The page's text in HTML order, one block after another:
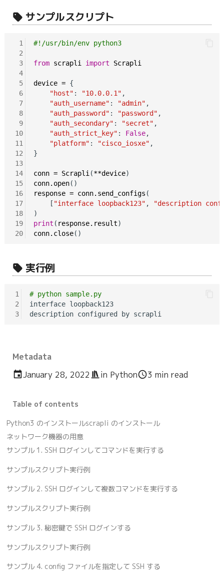
Metadata
January 28, 2022
in Python 3 min read
Table of contents
Python3 のインストールscrapli のインストール
ネットワーク機器の用意
サンプル 1. SSH ログインしてコマンドを実行する
サンプルスクリプト実行例
サンプル 2. SSH ログインして複数コマンドを実行する
サンプルスクリプト実行例
サンプル 3. 秘密鍵で SSH ログインする
サンプルスクリプト実行例
サンプル 4. config ファイルを指定して SSH する
サンプルスクリプト
1
2
3
4
5
6
7
8
9
10
11
12
13
14
15
16
17
18
19
20
#!/usr/bin/env python3
from scrapli import Scrapli
device = {
"host" : "10.0.0.1" ,
"auth_username" : "admin" ,
"auth_password" : "password" ,
"auth_secondary" : "secret" ,
"auth_strict_key" : False,
"platform" : "cisco_iosxe" ,
}
conn = Scrapli (**device
conn.open
response = conn.send_configs (
    [
"interface loopback123" ,
"description
print ( response.result
conn.close
実行例
1
2
3
# python sample.py
interface loopback123